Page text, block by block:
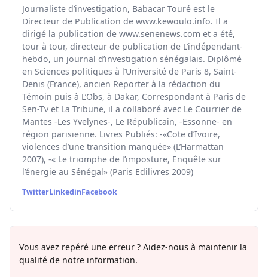
Journaliste d’investigation, Babacar Touré est le
Directeur de Publication de www.kewoulo.info. Il a
dirigé la publication de www.senenews.com et a été,
tour à tour, directeur de publication de L’indépendant-
hebdo, un journal d’investigation sénégalais. Diplômé
en Sciences politiques à l’Université de Paris 8, Saint-
Denis (France), ancien Reporter à la rédaction du
Témoin puis à L’Obs, à Dakar, Correspondant à Paris de
Sen-Tv et La Tribune, il a collaboré avec Le Courrier de
Mantes -Les Yvelynes-, Le Républicain, -Essonne- en
région parisienne. Livres Publiés: -«Cote d’Ivoire,
violences d’une transition manquée» (L’Harmattan
2007), -« Le triomphe de l’imposture, Enquête sur
l’énergie au Sénégal» (Paris Edilivres 2009)
TwitterLinkedinFacebook
Vous avez repéré une erreur ? Aidez-nous à maintenir la
qualité de notre information.